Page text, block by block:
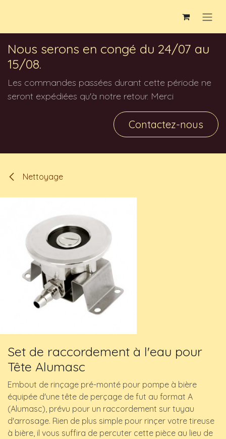
Nous serons en congé du 24/07 au
15/08.
Les commandes passées durant cette période ne
seront expédiées qu'à notre retour. Merci
Contactez-nous
Nettoyage
Set de raccordement à l'eau pour
Tête Alumasc
Embout de rinçage pré-monté pour pompe à bière
équipée d'une tête de perçage de fut au format A
(Alumasc), prévu pour un raccordement sur tuyau
d'arrosage. Rien de plus simple pour rinçer votre tireuse
à bière, il vous suffira de percuter cette pièce au lieu de